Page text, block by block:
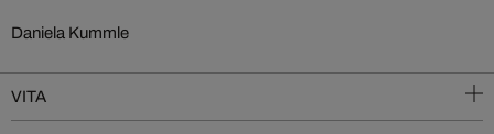
Daniela Kummle
VITA